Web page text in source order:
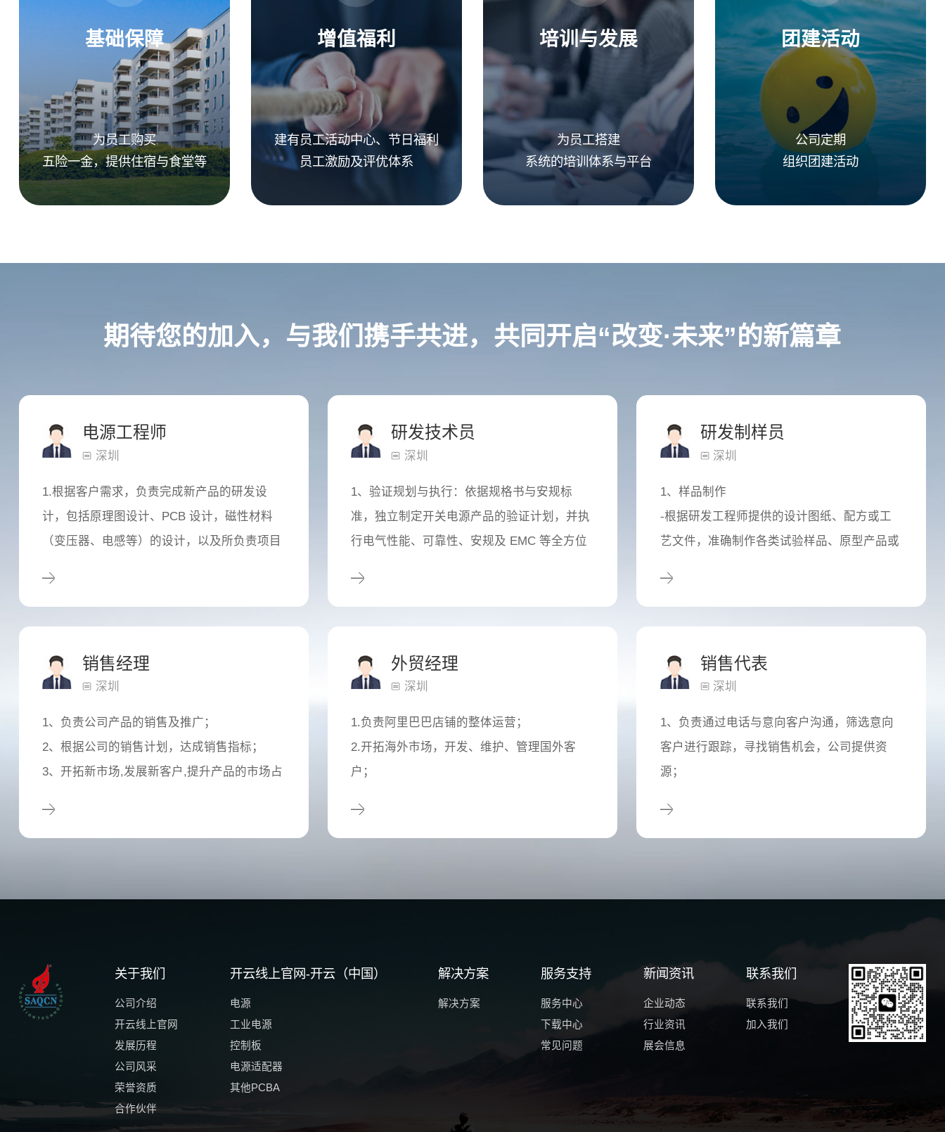
基础保障
为员工购买
五险一金，提供住宿与食堂等
增值福利
建有员工活动中心、节日福利
员工激励及评优体系
培训与发展
为员工搭建
系统的培训体系与平台
团建活动
公司定期
组织团建活动
期待您的加入，与我们携手共进，共同开启“改变·未来”的新篇章
电源工程师
深圳
1.根据客户需求，负责完成新产品的研发设
计，包括原理图设计、PCB 设计，磁性材料
（变压器、电感等）的设计，以及所负责项目
研发技术员
深圳
1、验证规划与执行：依据规格书与安规标
准，独立制定开关电源产品的验证计划，并执
行电气性能、可靠性、安规及 EMC 等全方位
研发制样员
深圳
1、样品制作
-根据研发工程师提供的设计图纸、配方或工
艺文件，准确制作各类试验样品、原型产品或
销售经理
深圳
1、负责公司产品的销售及推广；
2、根据公司的销售计划，达成销售指标；
3、开拓新市场,发展新客户,提升产品的市场占
外贸经理
深圳
1.负责阿里巴巴店铺的整体运营；
2.开拓海外市场，开发、维护、管理国外客
户；
销售代表
深圳
1、负责通过电话与意向客户沟通，筛选意向
客户进行跟踪，寻找销售机会，公司提供资
源；
关于我们
公司介绍
开云线上官网
发展历程
公司风采
荣誉资质
合作伙伴
开云线上官网-开云（中国）
电源
工业电源
控制板
电源适配器
其他PCBA
解决方案
解决方案
服务支持
服务中心
下载中心
常见问题
新闻资讯
企业动态
行业资讯
展会信息
联系我们
联系我们
加入我们